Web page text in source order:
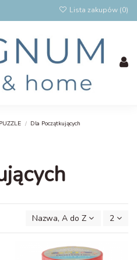
Lista zakupów (0)
PUZZLE Dla Początkujących
Nazwa, A do Z 2